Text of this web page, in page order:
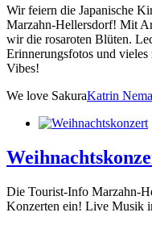
Wir feiern die Japanische
Marzahn-Hellersdorf! Mit
wir die rosaroten Blüten.
Erinnerungsfotos und
Vibes!
We love SakuraKatrin
Die Tourist-Info Marzahn-
Konzerten ein! Live Musik